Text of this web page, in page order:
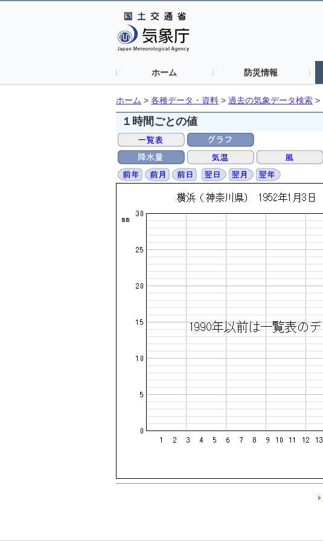
ホーム 防災情報
ホーム > 各種データ・資料 > 過去の気象データ検索 >
１時間ごとの値